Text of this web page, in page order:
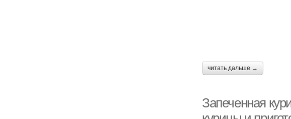
читать дальше →
Запеченная